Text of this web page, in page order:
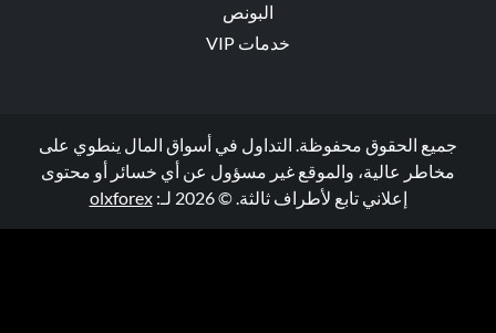
البونص
خدمات VIP
جميع الحقوق محفوظة. التداول في أسواق المال ينطوي على
مخاطر عالية، والموقع غير مسؤول عن أي خسائر أو محتوى
إعلاني تابع لأطراف ثالثة. © 2026 لـ:
olxforex